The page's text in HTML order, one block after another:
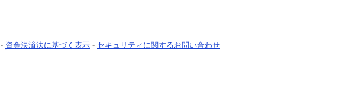
- 資金決済法に基づく表示 - セキュリティに関するお問い合わせ